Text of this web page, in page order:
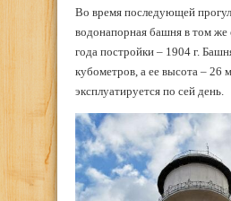
Во время последующей
водонапорная башня в том же
года постройки – 1904 г.
кубометров, а ее высота – 26
эксплуатируется по сей день.